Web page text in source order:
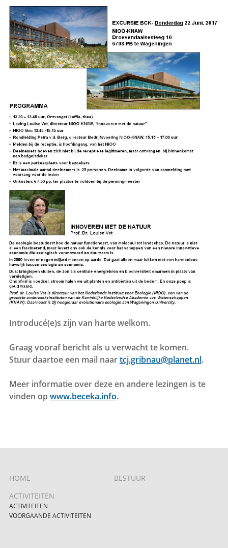
Introducé(e)s zijn van harte welkom.
Graag vooraf bericht als u verwacht te komen.
Stuur daartoe een mail naartcj.gribnau@planet.nl.
Meer informatie over deze en andere lezingen is te
vinden op www.beceka.info.
HOME
BESTUUR
ACTIVITEITEN
ACTIVITEITEN
VOORGAANDE ACTIVITEITEN